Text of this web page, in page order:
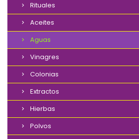
Rituales
Aceites
Aguas
Vinagres
Colonias
Extractos
Hierbas
Polvos